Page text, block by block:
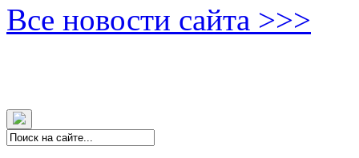
Все новости сайта >>>